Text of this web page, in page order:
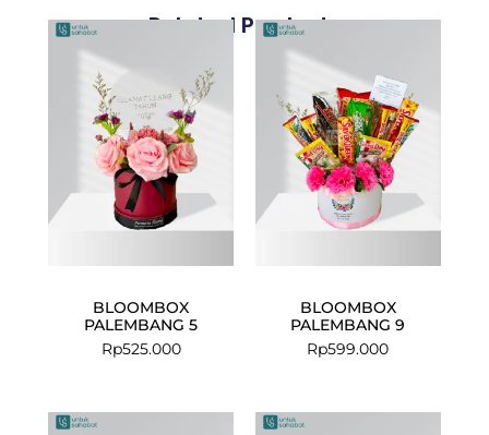
Related Products
BLOOMBOX
PALEMBANG 5
Rp525.000
BLOOMBOX
PALEMBANG 9
Rp599.000